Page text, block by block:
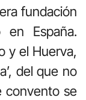
fundación
España.
y el Huerva,
del que no
convento se